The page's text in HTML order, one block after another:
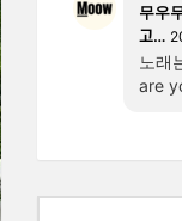
무우
고…
노래
are